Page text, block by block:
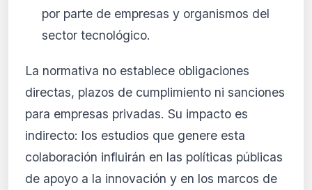
por parte de empresas y organismos del
sector tecnológico.
La normativa no establece obligaciones
directas, plazos de cumplimiento ni sanciones
para empresas privadas. Su impacto es
indirecto: los estudios que genere esta
colaboración influirán en las políticas públicas
de apoyo a la innovación y en los marcos de